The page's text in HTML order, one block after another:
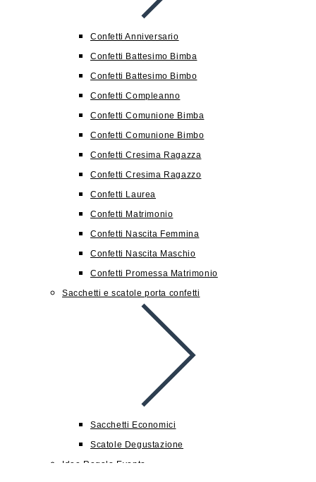
Confetti Anniversario
Confetti Battesimo Bimba
Confetti Battesimo Bimbo
Confetti Compleanno
Confetti Comunione Bimba
Confetti Comunione Bimbo
Confetti Cresima Ragazza
Confetti Cresima Ragazzo
Confetti Laurea
Confetti Matrimonio
Confetti Nascita Femmina
Confetti Nascita Maschio
Confetti Promessa Matrimonio
Sacchetti e scatole porta confetti
Sacchetti Economici
Scatole Degustazione
Idee Regalo Evento